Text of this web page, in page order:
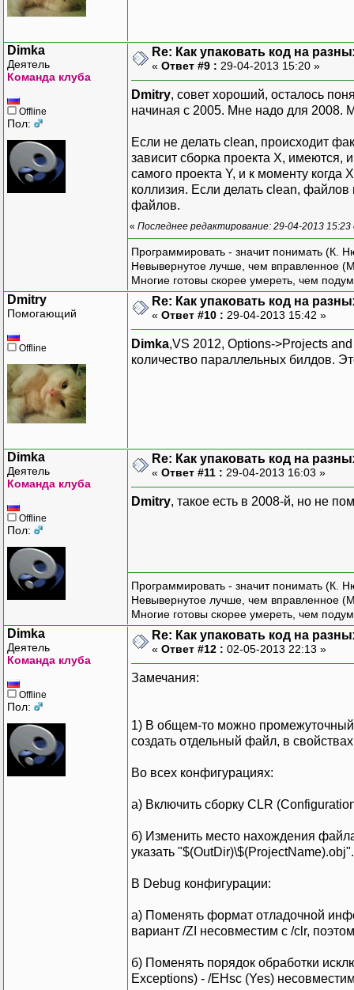
Dimka
Деятель
Команда клуба
Offline
Пол:
Re: Как упаковать код на
« Ответ #9 : 29-04-2013 15:20 »
Dmitry, совет хороший, осталось
начиная с 2005. Мне надо для 2008.
Если не делать clean, происходит
зависит сборка проекта X, имеются,
самого проекта Y, и к моменту когда
коллизия. Если делать clean, файлов
файлов.
« Последнее редактирование: 29-04-2013
Программировать - значит понимать (К.
Невывернутое лучше, чем вправленное
Многие готовы скорее умереть, чем
Dmitry
Помогающий
Offline
Re: Как упаковать код на
« Ответ #10 : 29-04-2013 15:42 »
Dimka,VS 2012, Options->Projects
количество параллельных билдов.
Dimka
Деятель
Команда клуба
Offline
Пол:
Re: Как упаковать код на
« Ответ #11 : 29-04-2013 16:03 »
Dmitry, такое есть в 2008-й, но не
Программировать - значит понимать (К.
Невывернутое лучше, чем вправленное
Многие готовы скорее умереть, чем
Dimka
Деятель
Команда клуба
Offline
Пол:
Re: Как упаковать код на
« Ответ #12 : 02-05-2013 22:13 »
Замечания:
1) В общем-то можно промежуточный
создать отдельный файл, в свойствах
Во всех конфигурациях:
а) Включить сборку CLR
б) Изменить место нахождения
указать "$(OutDir)\$(ProjectName).obj".
В Debug конфигурации:
а) Поменять формат отладочной
вариант /ZI несовместим с /clr,
б) Поменять порядок обработки
Exceptions) - /EHsc (Yes)